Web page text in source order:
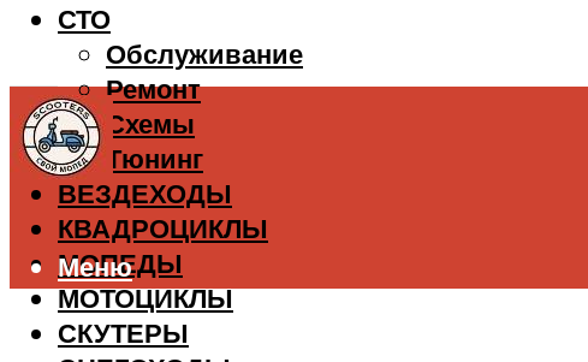
СТО
Обслуживание
Ремонт
Схемы
Тюнинг
ВЕЗДЕХОДЫ
КВАДРОЦИКЛЫ
МОПЕДЫ
МОТОЦИКЛЫ
СКУТЕРЫ
Меню